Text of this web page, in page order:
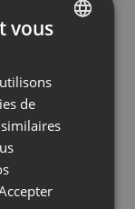
leur éducation
gardez à
lorsque l’on
Fixez
l’interaction.
demandant
nombre de
une longueur
FRENCH
GERMAN
vous
de